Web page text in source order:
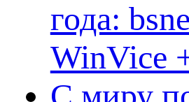
года:
WinVice